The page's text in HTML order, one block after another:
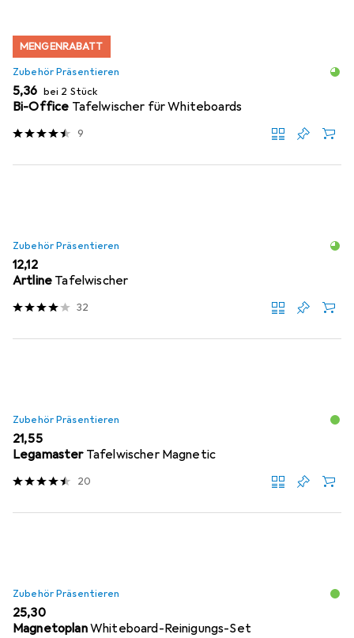
MENGENRABATT
Zubehör Präsentieren
EUR
5,36 bei 2 Stück
Bi-Office Tafelwischer für Whiteboards
9
Zubehör Präsentieren
EUR
12,12
Artline Tafelwischer
32
Zubehör Präsentieren
EUR
21,55
Legamaster Tafelwischer Magnetic
20
Zubehör Präsentieren
EUR
25,30
MagnetoplanWhiteboard-Reinigungs-Set